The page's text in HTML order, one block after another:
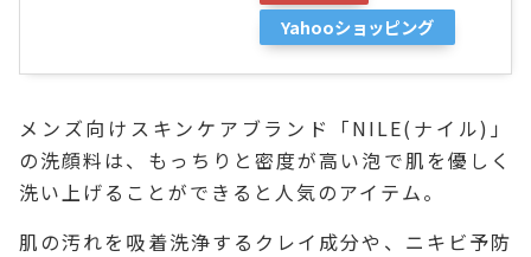
Yahooショッピング
メンズ向けスキンケアブランド「NILE(ナイル)」
の洗顔料は、もっちりと密度が高い泡で肌を優しく
洗い上げることができると人気のアイテム。
肌の汚れを吸着洗浄するクレイ成分や、ニキビ予防